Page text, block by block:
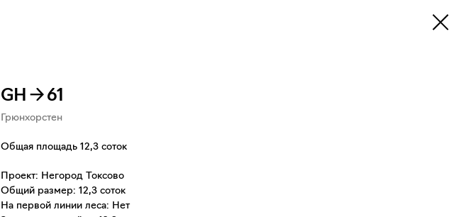
GH→61
Грюнхорстен
Общая площадь 12,3 соток
Проект: Негород Токсово
Общий размер: 12,3 соток
На первой линии леса: Нет